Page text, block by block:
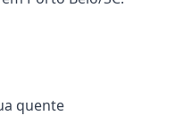
quente